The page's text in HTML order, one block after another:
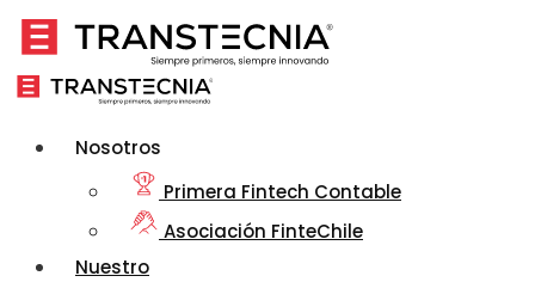
Nosotros
Primera Fintech Contable
Asociación FinteChile
Nuestro